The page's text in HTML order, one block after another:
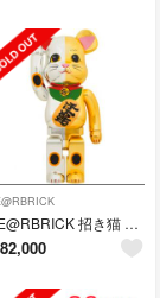
BE@RBRICK 招き猫 開運 銀×千万両 金 1000％
82,000